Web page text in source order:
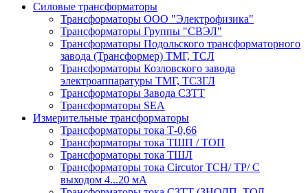
Силовые трансформаторы
Трансформаторы ООО "Электрофизика"
Трансформаторы Группы "СВЭЛ"
Трансформаторы Подольского трансформаторного
завода (Трансформер) ТМГ, ТСЛ
Трансформаторы Козловского завода
электроаппаратуры ТМГ, ТСЗГЛ
Трансформаторы Завода СЗТТ
Трансформаторы SEA
Измерительные трансформаторы
Трансформаторы тока Т-0,66
Трансформаторы тока ТШП / ТОП
Трансформаторы тока ТШЛ
Трансформаторы тока Circutor TCH/ TP/ С
выходом 4...20 мА